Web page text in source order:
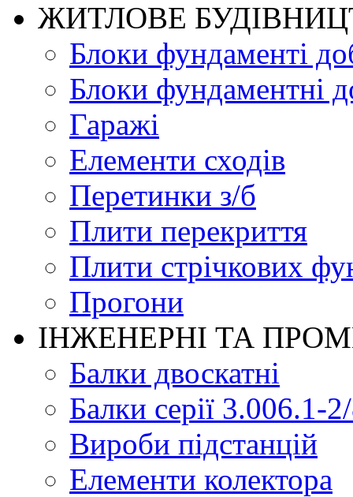
ЖИТЛОВЕ
Блоки фундаменті
Блоки фундаментні
Гаражі
Елементи сходів
Перетинки з/б
Плити перекриття
Плити стрічкових
Прогони
ІНЖЕНЕРНІ ТА
Балки двоскатні
Балки серії 3.006.1-
Вироби підстанцій
Елементи колектора